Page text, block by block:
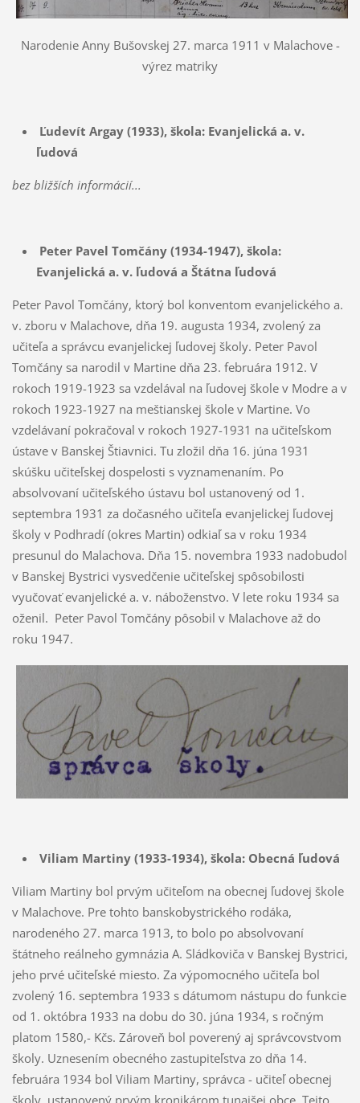
Narodenie Anny Bušovskej 27. marca 1911 v Malachove -
výrez matriky
Ľudevít Argay (1933), škola: Evanjelická a. v.
ľudová
bez bližších informácií...
Peter Pavel Tomčány (1934-1947), škola:
Evanjelická a. v. ľudová a Štátna ľudová
Peter Pavol Tomčány, ktorý bol konventom evanjelického a.
v. zboru v Malachove, dňa 19. augusta 1934, zvolený za
učiteľa a správcu evanjelickej ľudovej školy. Peter Pavol
Tomčány sa narodil v Martine dňa 23. februára 1912. V
rokoch 1919-1923 sa vzdelával na ľudovej škole v Modre a v
rokoch 1923-1927 na meštianskej škole v Martine. Vo
vzdelávaní pokračoval v rokoch 1927-1931 na učiteľskom
ústave v Banskej Štiavnici. Tu zložil dňa 16. júna 1931
skúšku učiteľskej dospelosti s vyznamenaním. Po
absolvovaní učiteľského ústavu bol ustanovený od 1.
septembra 1931 za dočasného učiteľa evanjelickej ľudovej
školy v Podhradí (okres Martin) odkiaľ sa v roku 1934
presunul do Malachova. Dňa 15. novembra 1933 nadobudol
v Banskej Bystrici vysvedčenie učiteľskej spôsobilosti
vyučovať evanjelické a. v. náboženstvo. V lete roku 1934 sa
oženil. Peter Pavol Tomčány pôsobil v Malachove až do
roku 1947.
Viliam Martiny (1933-1934), škola: Obecná ľudová
Viliam Martiny bol prvým učiteľom na obecnej ľudovej škole
v Malachove. Pre tohto banskobystrického rodáka,
narodeného 27. marca 1913, to bolo po absolvovaní
štátneho reálneho gymnázia A. Sládkoviča v Banskej Bystrici,
jeho prvé učiteľské miesto. Za výpomocného učiteľa bol
zvolený 16. septembra 1933 s dátumom nástupu do funkcie
od 1. októbra 1933 na dobu do 30. júna 1934, s ročným
platom 1580,- Kčs. Zároveň bol poverený aj správcovstvom
školy. Uznesením obecného zastupiteľstva zo dňa 14.
februára 1934 bol Viliam Martiny, správca - učiteľ obecnej
školy, ustanovený prvým kronikárom tunajšej obce. Tejto